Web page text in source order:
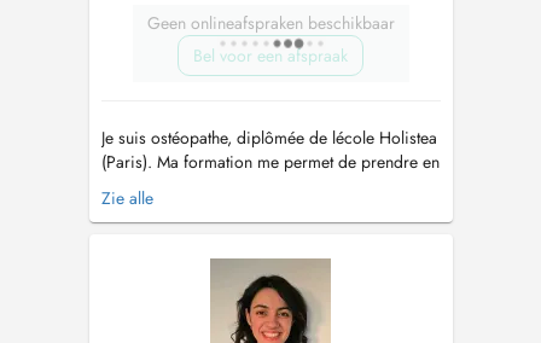
Geen onlineafspraken beschikbaar
Bel voor een afspraak
Je suis ostéopathe, diplômée de lécole Holistea
(Paris). Ma formation me permet de prendre en
charge tous types de patients et une formation
en périnatalité me permet la prise en charge de
Je parle majoritairement français. Lostéopathie
Zie alle